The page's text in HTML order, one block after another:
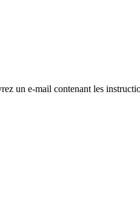
un e-mail contenant les